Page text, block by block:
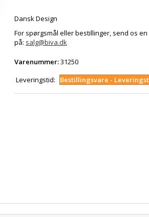
Dansk Design
For spørgsmål eller bestillinger, send os en
på: salg@biva.dk
Varenummer:31250
Leveringstid:
Bestillingsvare -